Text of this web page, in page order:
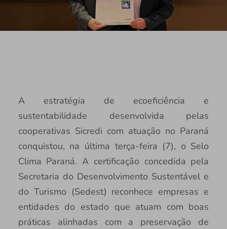
A estratégia de ecoeficiência e
sustentabilidade desenvolvida pelas
cooperativas Sicredi com atuação no Paraná
conquistou, na última terça-feira (7), o Selo
Clima Paraná. A certificação concedida pela
Secretaria do Desenvolvimento Sustentável e
do Turismo (Sedest) reconhece empresas e
entidades do estado que atuam com boas
práticas alinhadas com a preservação de